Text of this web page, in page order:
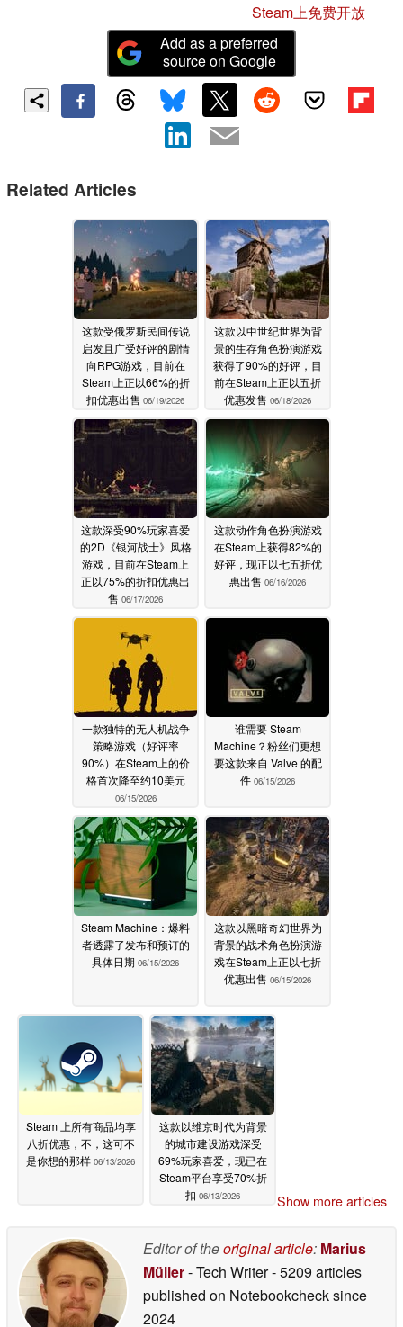
Steam上免费开放
Add as a preferred
source on Google
Related Articles
这款受俄罗斯民间传说
启发且广受好评的剧情
向RPG游戏，目前在
Steam上正以66%的折
扣优惠出售 06/19/2026
这款以中世纪世界为背
景的生存角色扮演游戏
获得了90%的好评，目
前在Steam上正以五折
优惠发售 06/18/2026
这款深受90%玩家喜爱
的2D《银河战士》风格
游戏，目前在Steam上
正以75%的折扣优惠出
售 06/17/2026
这款动作角色扮演游戏
在Steam上获得82%的
好评，现正以七五折优
惠出售 06/16/2026
一款独特的无人机战争
策略游戏（好评率
90%）在Steam上的价
格首次降至约10美元
06/15/2026
谁需要 Steam
Machine？粉丝们更想
要这款来自 Valve 的配
件 06/15/2026
Steam Machine：爆料
者透露了发布和预订的
具体日期 06/15/2026
这款以黑暗奇幻世界为
背景的战术角色扮演游
戏在Steam上正以七折
优惠出售 06/15/2026
Steam 上所有商品均享
八折优惠，不，这可不
是你想的那样 06/13/2026
这款以维京时代为背景
的城市建设游戏深受
69%玩家喜爱，现已在
Steam平台享受70%折
扣 06/13/2026 Show more articles
Editor of theoriginal article: Marius
Müller- Tech Writer- 5209 articles
published on Notebookchecksince
2024